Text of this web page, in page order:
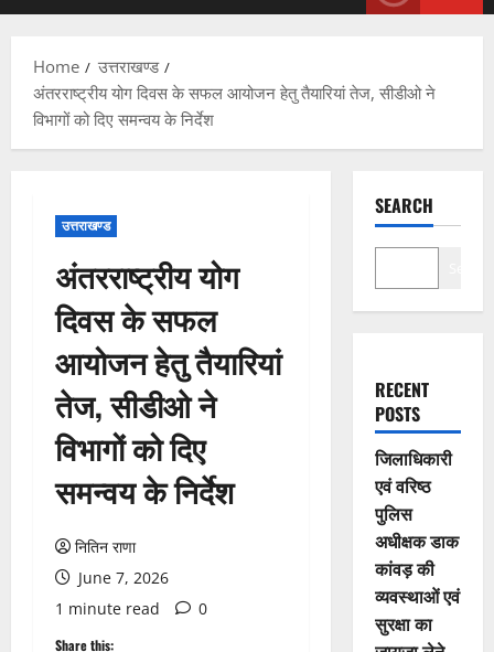
Home
उत्तराखण्ड
अंतरराष्ट्रीय योग दिवस के सफल आयोजन हेतु तैयारियां तेज, सीडीओ ने
विभागों को दिए समन्वय के निर्देश
उत्तराखण्ड
अंतरराष्ट्रीय योग
दिवस के सफल
आयोजन हेतु तैयारियां
तेज, सीडीओ ने
विभागों को दिए
समन्वय के निर्देश
नितिन राणा
June 7, 2026
1 minute read
0
Share this:
SEARCH
RECENT
POSTS
जिलाधिकारी
एवं वरिष्ठ
पुलिस
अधीक्षक डाक
कांवड़ की
व्यवस्थाओं एवं
सुरक्षा का